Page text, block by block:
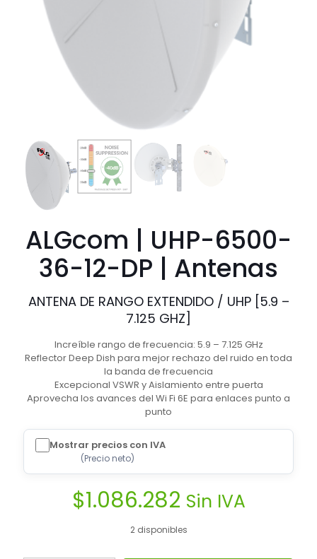
ALGcom | UHP-6500-
36-12-DP | Antenas
ANTENA DE RANGO EXTENDIDO / UHP [5.9 –
7.125 GHZ]
Increíble rango de frecuencia: 5.9 – 7.125 GHz
Reflector Deep Dish para mejor rechazo del ruido en toda
la banda de frecuencia
Excepcional VSWR y Aislamiento entre puerta
Aprovecha los avances del Wi Fi 6E para enlaces punto a
punto
Mostrar precios con IVA
(Precio neto)
$1.086.282 Sin IVA
2 disponibles